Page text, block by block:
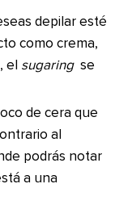
depilar esté
como crema,
el sugaring se
de cera que
al
podrás notar
a una